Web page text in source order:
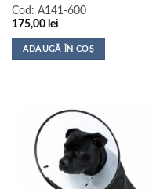
Cod: A141-600
175,00 lei
ADAUGĂ ÎN COȘ